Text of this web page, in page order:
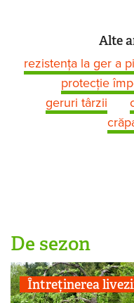
Alte
rezistenţa la ger a
protecţie
geruri târzii
De sezon
Întreținerea